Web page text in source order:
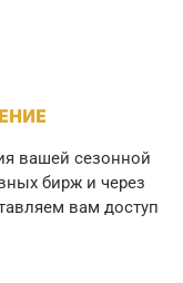
вашей сезонной
бирж и через
вам доступ